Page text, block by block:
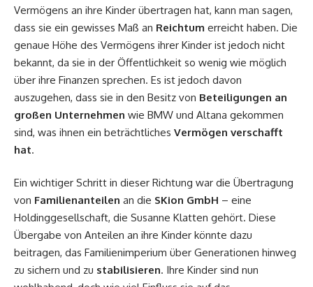
Vermögens an ihre Kinder übertragen hat, kann man sagen,
dass sie ein gewisses Maß an Reichtum erreicht haben. Die
genaue Höhe des Vermögens ihrer Kinder ist jedoch nicht
bekannt, da sie in der Öffentlichkeit so wenig wie möglich
über ihre Finanzen sprechen. Es ist jedoch davon
auszugehen, dass sie in den Besitz von Beteiligungen an
großen Unternehmen wie BMW und Altana gekommen
sind, was ihnen ein beträchtliches Vermögen verschafft
hat.
Ein wichtiger Schritt in dieser Richtung war die Übertragung
von Familienanteilen an die SKion GmbH – eine
Holdinggesellschaft, die Susanne Klatten gehört. Diese
Übergabe von Anteilen an ihre Kinder könnte dazu
beitragen, das Familienimperium über Generationen hinweg
zu sichern und zu stabilisieren. Ihre Kinder sind nun